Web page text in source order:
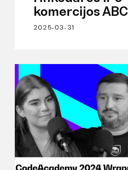
komercijos ABC
2025-03-31